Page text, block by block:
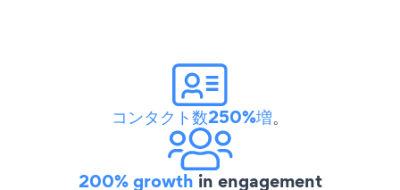
コンタクト数250%増。
200% growth in engagement